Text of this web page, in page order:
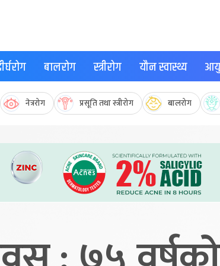
बालरोग स्त्रीरोग यौन स्वास्थ्य
नेत्ररोग प्रसूति तथा स्त्रीरोग बालरोग